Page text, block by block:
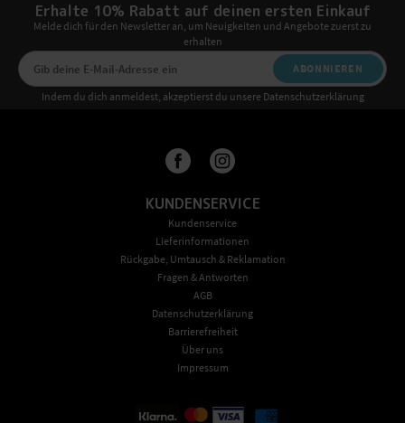
Erhalte 10% Rabatt auf deinen ersten Einkauf
Melde dich für den Newsletter an, um Neuigkeiten und Angebote zuerst zu
erhalten
ABONNIEREN
Indem du dich anmeldest, akzeptierst du unsere Datenschutzerklärung
KUNDENSERVICE
Kundenservice
Lieferinformationen
Rückgabe, Umtausch & Reklamation
Fragen & Antworten
AGB
Datenschutzerklärung
Barrierefreiheit
Über uns
Impressum